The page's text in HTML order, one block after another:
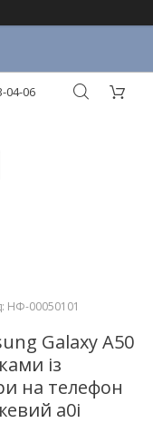
04-06
НФ-00050101
Galaxy A50
із
на телефон
a0i